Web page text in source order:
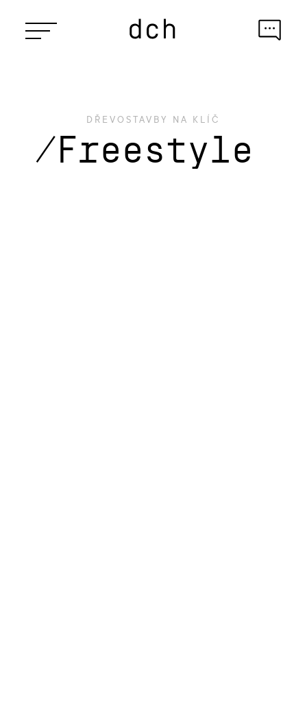
DŘEVOSTAVBY NA KLÍČ
/Freestyle